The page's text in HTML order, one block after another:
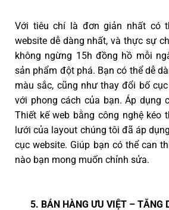
Với tiêu chí là đơn giản nhất có
website dễ dàng nhất, và thực sự
không ngừng 15h đồng hồ mỗi
sản phẩm đột phá. Bạn có thể dễ
màu sắc, cũng như thay đổi bố
với phong cách của bạn. Áp dụng
Thiết kế web bằng công nghệ kéo
lưới của layout chúng tôi đã áp
cục website. Giúp bạn có thể can
nào bạn mong muốn chỉnh sửa.
5. BÁN HÀNG ƯU VIỆT – TĂNG